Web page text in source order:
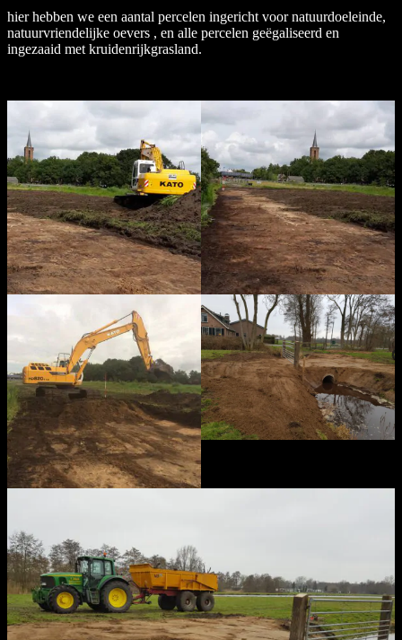
hier hebben we een aantal percelen ingericht voor natuurdoeleinde,
natuurvriendelijke oevers , en alle percelen geëgaliseerd en
ingezaaid met kruidenrijkgrasland.